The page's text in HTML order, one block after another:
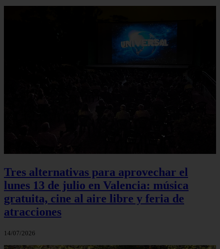
Tres alternativas para aprovechar el
lunes 13 de julio en Valencia: música
gratuita, cine al aire libre y feria de
atracciones
14/07/2026